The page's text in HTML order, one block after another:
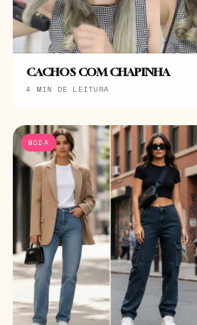
CACHOS COM CHAPINHA
4 MIN DE LEITURA
MODA